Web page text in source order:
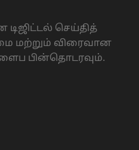
செய்தித்
மற்றும் விரைவான
பின்தொடரவும்.